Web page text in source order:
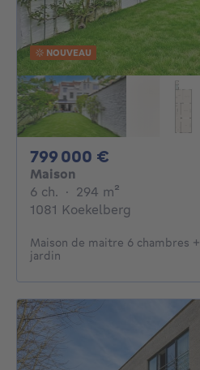
NOUVEAU
799 000 €
Maison
6 ch. 6 chambres
· 294 m²
1081 Koekelberg
Maison de maitre 6 chambres +
jardin